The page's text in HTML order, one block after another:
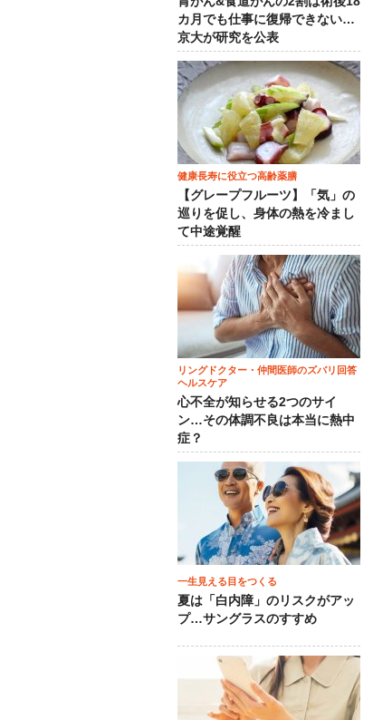
カ月でも仕事に復帰できない…
京大が研究を公表
健康長寿に役立つ高齢薬膳
【グレープフルーツ】「気」の
巡りを促し、身体の熱を冷まし
て中途覚醒
リングドクター・仲間医師のズバリ回答
ヘルスケア
心不全が知らせる2つのサイ
ン…その体調不良は本当に熱中
症？
一生見える目をつくる
夏は「白内障」のリスクがアッ
プ…サングラスのすすめ